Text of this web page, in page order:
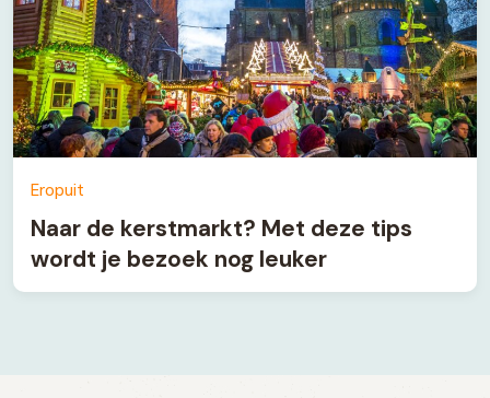
Eropuit
Naar de kerstmarkt? Met deze tips
wordt je bezoek nog leuker